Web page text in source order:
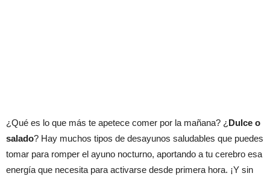
¿Qué es lo que más te apetece comer por la mañana? ¿ Dulce o
salado? Hay muchos tipos de desayunos saludables que puedes
tomar para romper el ayuno nocturno, aportando a tu cerebro esa
energía que necesita para activarse desde primera hora. ¡Y sin